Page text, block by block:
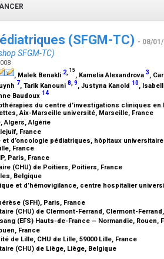
(SFGM-TC) - 08/
SFGM-TC)
, Malek Benakli 2, 15
, Kamelia Alexandrova 3,
7, Tarik Kanouni 8 9, Justyna Kanold 10,
Baudoux 14
du centre d’investigations cliniques
Aix-Marseille université, Marseille, France
Algers, Algérie
France
et d’oncologie pédiatriques, hôpitaux
France
Paris, France
(CHU) de Poitiers, Poitiers, France
Belgique
et d’hémovigilance, centre hospitalier
(SFH), Paris, France
(CHU) de Clermont-Ferrand, Clermont-
(EFS) Hauts-de-France – Normandie, Rouen,
France
de Lille, CHU de Lille, 59000 Lille, France
(CHU) de Liège, Liège, Belgique